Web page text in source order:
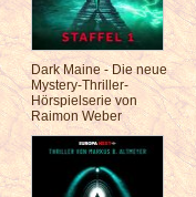
Dark Maine - Die neue
Mystery-Thriller-
Hörspielserie von
Raimon Weber